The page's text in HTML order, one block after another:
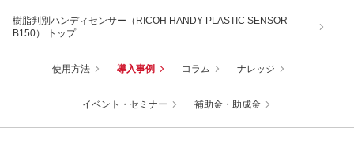
樹脂判別ハンディセンサー（RICOH HANDY PLASTIC SENSOR
B150） トップ
使用方法 導入事例 コラム ナレッジ
イベント・セミナー 補助金・助成金